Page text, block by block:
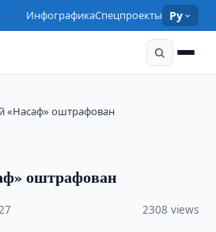
ИнфографикаСпецпроекты Ру
«Насаф» оштрафован
оштрафован
2308 views